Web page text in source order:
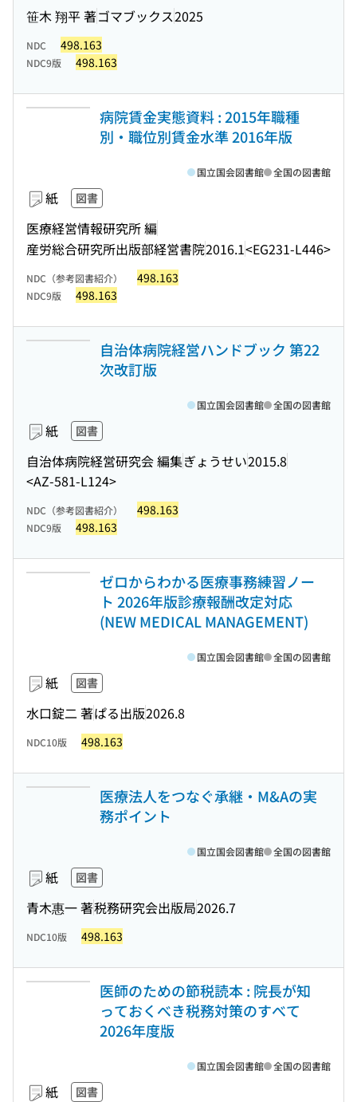
笹木 翔平 著ゴマブックス2025
NDC 498.163
NDC9版 498.163
病院賃金実態資料 : 2015年職種
別・職位別賃金水準 2016年版
紙 図書
医療経営情報研究所 編
産労総合研究所出版部経営書院2016.1<EG231-L446>
国立国会図書館 全国の図書館
NDC（参考図書紹介） 498.163
NDC9版 498.163
自治体病院経営ハンドブック 第22
次改訂版
紙 図書
自治体病院経営研究会 編集ぎょうせい2015.8
<AZ-581-L124>
国立国会図書館 全国の図書館
NDC（参考図書紹介） 498.163
NDC9版 498.163
ゼロからわかる医療事務練習ノー
ト 2026年版診療報酬改定対応
(NEW MEDICAL MANAGEMENT)
紙 図書
水口錠二 著ぱる出版2026.8
国立国会図書館 全国の図書館
NDC10版 498.163
医療法人をつなぐ承継・M&Aの実
務ポイント
紙 図書
青木惠一 著税務研究会出版局2026.7
国立国会図書館 全国の図書館
NDC10版 498.163
医師のための節税読本 : 院長が知
っておくべき税務対策のすべて
2026年度版
紙 図書
国立国会図書館 全国の図書館